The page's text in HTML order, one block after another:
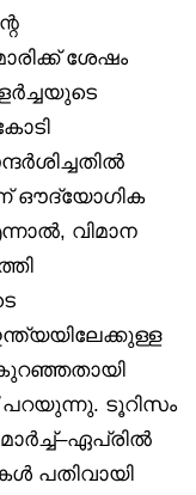
ശേഷം
ഔദ്യോഗിക
വിമാന
കുറഞ്ഞതായി
പറയുന്നു. ടൂറിസം
പതിവായി